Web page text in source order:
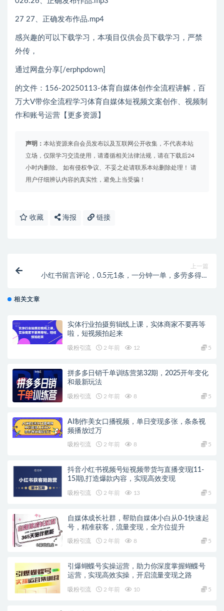
27 27、正确发布作品.mp4
感兴趣的可以下载学习，本项目仅供会员下载学习，严禁
外传，
通过网盘分享[/erphpdown]
的文件：156-20250113-体育自媒体创作全流程讲解，百
万大V带你全流程学习体育自媒体短视频文案创作、视频制
作和账号运营【更多资源】
声明： 本站资源来自会员发布以及互联网公开收集，不代表本站
立场，仅限学习交流使用，请遵循相关法律法规，请在下载后24
小时内删除。 如有侵权争议、不妥之处请联系本站删除处理！ 请
用户仔细辨认内容的真实性，避免上当受骗！
收藏 海报 链接
上一篇
小红书留言评论，0.5元1条，一分钟一单，多劳多得，
相关文章
实体行业拍摄剪辑线上课，实体商家不要再等
啦，短视频拍起来
吸粉引流 2 年前 12 5
拼多多日销千单训练营第32期，2025开年变化
和最新玩法
吸粉引流 2 年前 8 5
AI制作美女口播视频，单日变现多张，条条视
频播放过万
吸粉引流 2 年前 8 5
抖音小红书视频号短视频带货与直播变现(11-
15期),打造爆款内容，实现高效变现
吸粉引流 2 年前 13 5
自媒体成长社群，帮助自媒体小白从0-1快速起
号，精准获客，流量变现，全方位提升
吸粉引流 2 年前 8 5
引爆蝴蝶号实操运营，助力你深度掌握蝴蝶号
运营，实现高效实操，开启流量变现之路
吸粉引流 2 年前 10 5